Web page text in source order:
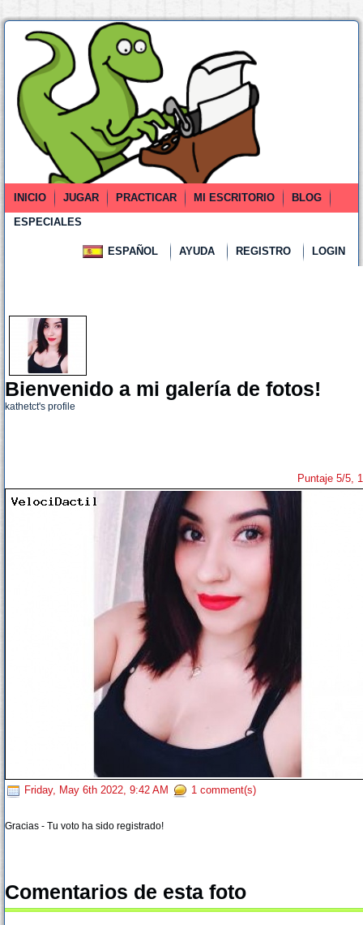
INICIO JUGAR PRACTICAR MI ESCRITORIO
BLOG
ESPECIALES
ESPAÑOL AYUDA REGISTRO LOGIN
Bienvenido a mi galería de fotos!
kathetct's profile
Puntaje 5/5,
Friday, May 6th 2022, 9:42 AM 1 comment(s)
Gracias - Tu voto ha sido registrado!
Comentarios de esta foto